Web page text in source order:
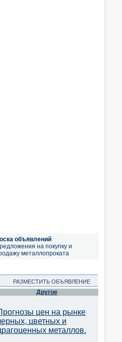
объявлений
на покупку и
металлопроката
РАЗМЕСТИТЬ ОБЪЯВЛЕНИЕ
Другое
цен на рынке
цветных и
металлов.